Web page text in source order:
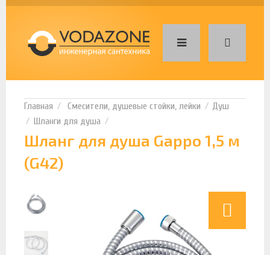
Смесители, душевые стойки, лейки
Душ
Шланги для душа
Шланг для душа Gappo 1,5 м
(G42)